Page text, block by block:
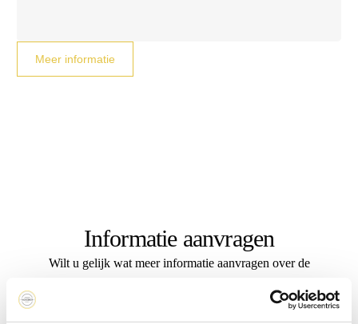
Meer informatie
Informatie aanvragen
Wilt u gelijk wat meer informatie aanvragen over de
Kasteel Woerden? Vul dan onderstaand formulier alvast in en